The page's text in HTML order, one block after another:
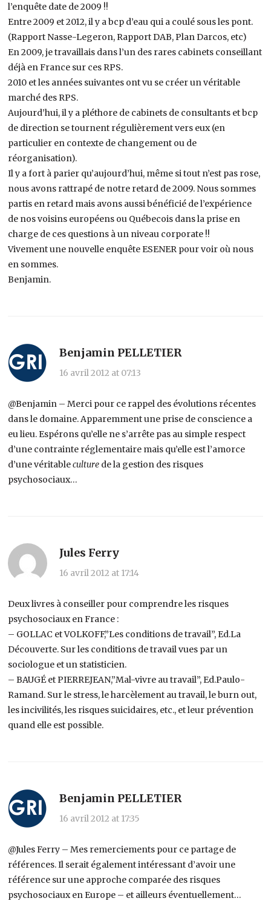
l’enquête date de 2009 !!
Entre 2009 et 2012, il y a bcp d’eau qui a coulé sous les pont.
(Rapport Nasse-Legeron, Rapport DAB, Plan Darcos, etc)
En 2009, je travaillais dans l’un des rares cabinets conseillant
déjà en France sur ces RPS.
2010 et les années suivantes ont vu se créer un véritable
marché des RPS.
Aujourd’hui, il y a pléthore de cabinets de consultants et bcp
de direction se tournent régulièrement vers eux (en
particulier en contexte de changement ou de
réorganisation).
Il y a fort à parier qu’aujourd’hui, même si tout n’est pas rose,
nous avons rattrapé de notre retard de 2009. Nous sommes
partis en retard mais avons aussi bénéficié de l’expérience
de nos voisins européens ou Québecois dans la prise en
charge de ces questions à un niveau corporate !!
Vivement une nouvelle enquête ESENER pour voir où nous
en sommes.
Benjamin.
Benjamin PELLETIER
16 avril 2012 at 07:13
@Benjamin – Merci pour ce rappel des évolutions récentes
dans le domaine. Apparemment une prise de conscience a
eu lieu. Espérons qu’elle ne s’arrête pas au simple respect
d’une contrainte réglementaire mais qu’elle est l’amorce
d’une véritableculture de la gestion des risques
psychosociaux…
Jules Ferry
16 avril 2012 at 17:14
Deux livres à conseiller pour comprendre les risques
psychosociaux en France :
– GOLLAC et VOLKOFF,”Les conditions de travail”, Ed.La
Découverte. Sur les conditions de travail vues par un
sociologue et un statisticien.
– BAUGÉ et PIERREJEAN,”Mal-vivre au travail”, Ed.Paulo-
Ramand. Sur le stress, le harcèlement au travail, le burn out,
les incivilités, les risques suicidaires, etc., et leur prévention
quand elle est possible.
Benjamin PELLETIER
16 avril 2012 at 17:35
@Jules Ferry – Mes remerciements pour ce partage de
références. Il serait également intéressant d’avoir une
référence sur une approche comparée des risques
psychosociaux en Europe – et ailleurs éventuellement…